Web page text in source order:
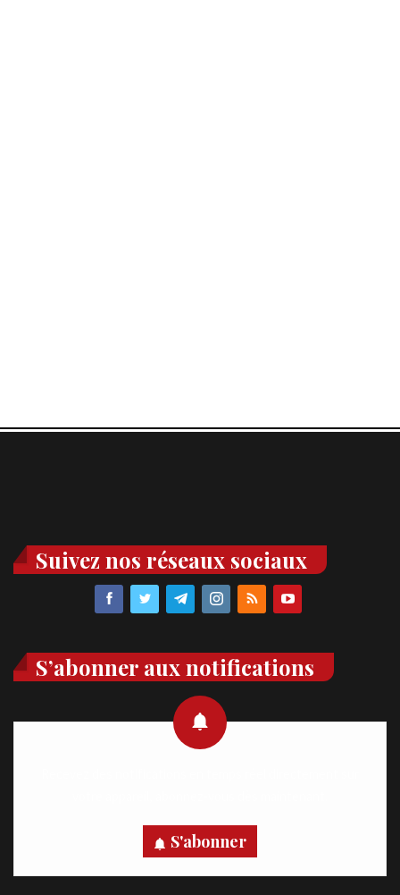
Suivez nos réseaux sociaux
S’abonner aux notifications
S'abonner